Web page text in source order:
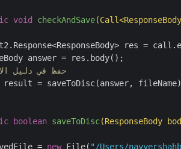
void checkAndSave
res =
answer = res.body();
//حفظ في دليل
result = saveToDisc(answer,
boolean saveToDisc(ResponseBody
=
new File( "/Users/